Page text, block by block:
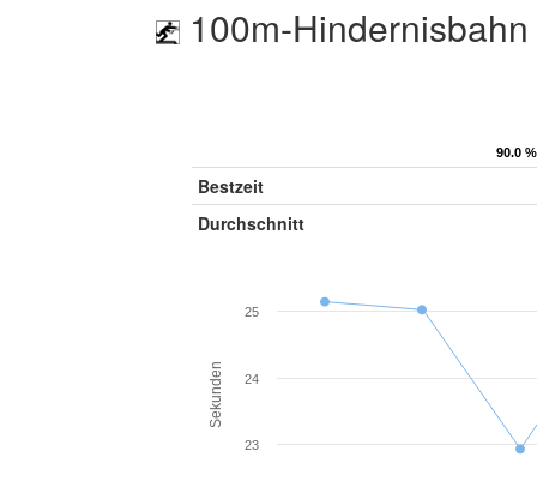
100m-
90.0
90.0
Bestzeit
Durchschnitt
Sekunden
23
24
25